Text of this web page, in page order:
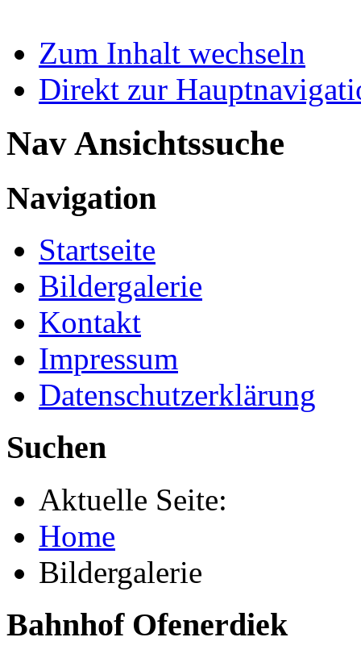
Zum Inhalt wechseln
Direkt zur
Nav Ansichtssuche
Navigation
Startseite
Bildergalerie
Kontakt
Impressum
Datenschutzerklärung
Suchen
Aktuelle Seite:
Home
Bildergalerie
Bahnhof Ofenerdiek